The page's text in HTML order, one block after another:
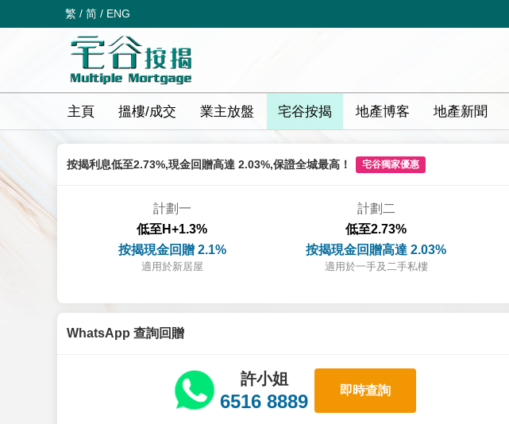
繁 / 简 / ENG
主頁 搵樓/成交 業主放盤 宅谷按揭 地產博客 地產新聞
按揭利息低至2.73%,現金回贈高達 2.03%,保證全城最高！ 宅谷獨家優惠
計劃一
低至H+1.3%
按揭現金回贈 2.1%
適用於新居屋
計劃二
低至2.73%
按揭現金回贈高達 2.03%
適用於一手及二手私樓
WhatsApp 查詢回贈
許小姐
6516 8889
即時查詢